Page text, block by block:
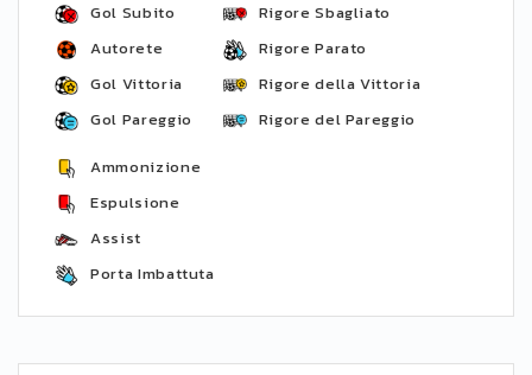
Gol Subito
Autorete
Gol Vittoria
Gol Pareggio
Rigore Sbagliato
Rigore Parato
Rigore della Vittoria
Rigore del Pareggio
Ammonizione
Espulsione
Assist
Porta Imbattuta